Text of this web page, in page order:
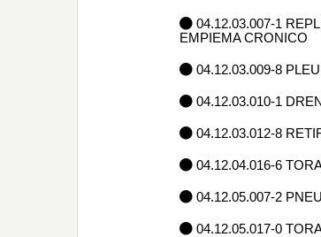
04.12.03.007-1
EMPIEMA CRONICO
04.12.03.009-8
04.12.03.010-1
04.12.03.012-8
04.12.04.016-6
04.12.05.007-2
04.12.05.017-0